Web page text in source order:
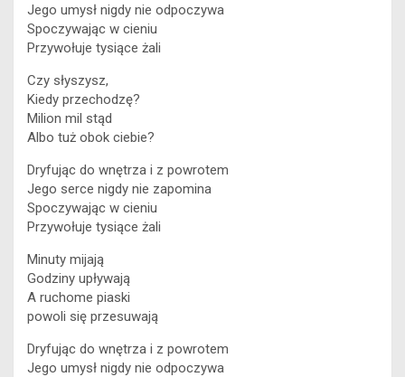
Jego umysł nigdy nie odpoczywa
Spoczywając w cieniu
Przywołuje tysiące żali
Czy słyszysz,
Kiedy przechodzę?
Milion mil stąd
Albo tuż obok ciebie?
Dryfując do wnętrza i z powrotem
Jego serce nigdy nie zapomina
Spoczywając w cieniu
Przywołuje tysiące żali
Minuty mijają
Godziny upływają
A ruchome piaski
powoli się przesuwają
Dryfując do wnętrza i z powrotem
Jego umysł nigdy nie odpoczywa